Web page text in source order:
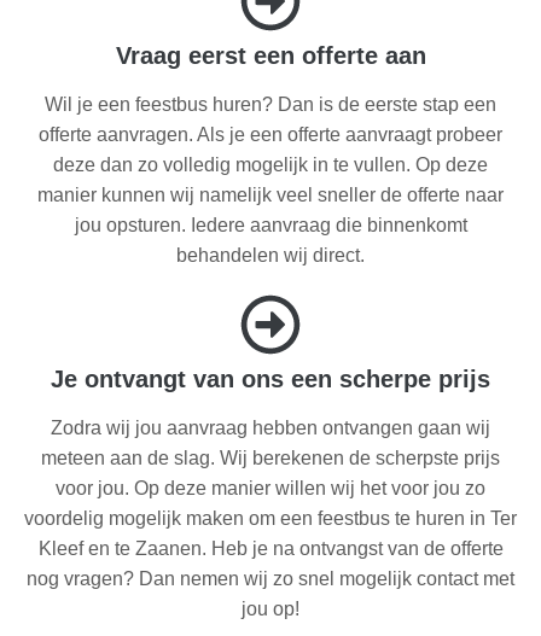
Vraag eerst een offerte aan
Wil je een feestbus huren? Dan is de eerste stap een
offerte aanvragen. Als je een offerte aanvraagt probeer
deze dan zo volledig mogelijk in te vullen. Op deze
manier kunnen wij namelijk veel sneller de offerte naar
jou opsturen. Iedere aanvraag die binnenkomt
behandelen wij direct.
Je ontvangt van ons een scherpe prijs
Zodra wij jou aanvraag hebben ontvangen gaan wij
meteen aan de slag. Wij berekenen de scherpste prijs
voor jou. Op deze manier willen wij het voor jou zo
voordelig mogelijk maken om een feestbus te huren in Ter
Kleef en te Zaanen. Heb je na ontvangst van de offerte
nog vragen? Dan nemen wij zo snel mogelijk contact met
jou op!